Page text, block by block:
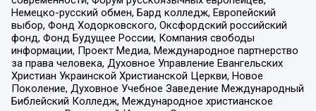
Немецко-русский обмен, Бард колледж, Европейский
выбор, Фонд Ходорковского, Оксфордский российский
фонд, Фонд Будущее России, Компания свободы
информации, Проект Медиа, Международное партнерство
за права человека, Духовное Управление Евангельских
Христиан Украинской Христианской Церкви, Новое
Поколение, Духовное Учебное Заведение Международный
Библейский Колледж, Международное христианское